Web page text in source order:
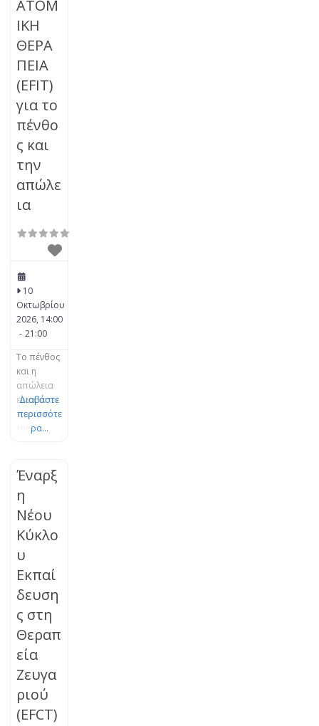
ΑΤΟΜ
ΙΚΗ
ΘΕΡΑ
ΠΕΙΑ
(EFIT)
για το
πένθο
ς και
την
απώλε
ια
10
Οκτωβρίου
2026, 14:00
- 21:00
Το πένθος
και η
απώλεια
είναι στον
πυρήνα
Δεσμού.
Το πένθος
είναι μια
φυσική,
οργανική
διεργασία
εξέλιξης
και
γής, η
οποία
μπορεί να
μπλοκαρισ
τεί. Τα
βιώματα
απώλειας
μπορούν
Διαβάστε
περισσότε
ρα...
Έναρξ
η
Νέου
Κύκλο
υ
Εκπαί
δευση
ς στη
Θεραπ
εία
Ζευγα
ριού
(EFCT)